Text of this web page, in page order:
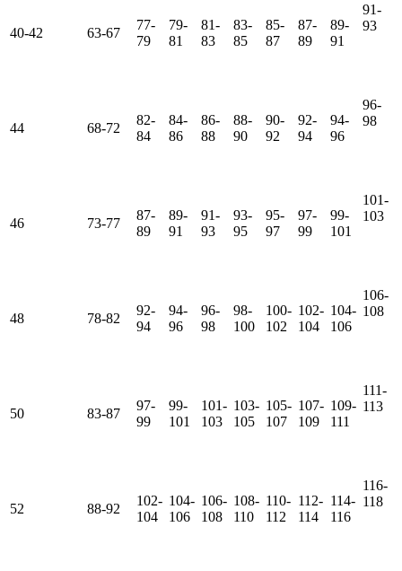
40-42 63-67
77-
79
79-
81
81-
83
83-
85
85-
87
87-
89
89-
91
91-
93
44 68-72
82-
84
84-
86
86-
88
88-
90
90-
92
92-
94
94-
96
96-
98
46 73-77
87-
89
89-
91
91-
93
93-
95
95-
97
97-
99
99-
101
101-
103
48 78-82
92-
94
94-
96
96-
98
98-
100
100-
102
102-
104
104-
106
106-
108
50 83-87
97-
99
99-
101
101-
103
103-
105
105-
107
107-
109
109-
111
111-
113
52 88-92
102-
104
104-
106
106-
108
108-
110
110-
112
112-
114
114-
116
116-
118